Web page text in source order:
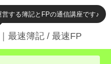
する簿記とFPの通信講座です♪
最速簿記 / 最速FP